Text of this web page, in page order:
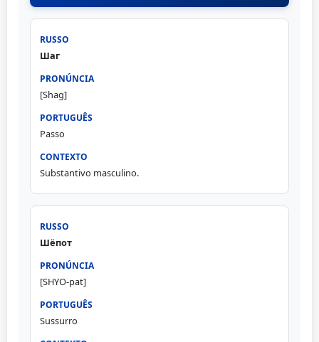
Шаг
[Shag]
Passo
Substantivo masculino.
Шёпот
[SHYO-pat]
Sussurro